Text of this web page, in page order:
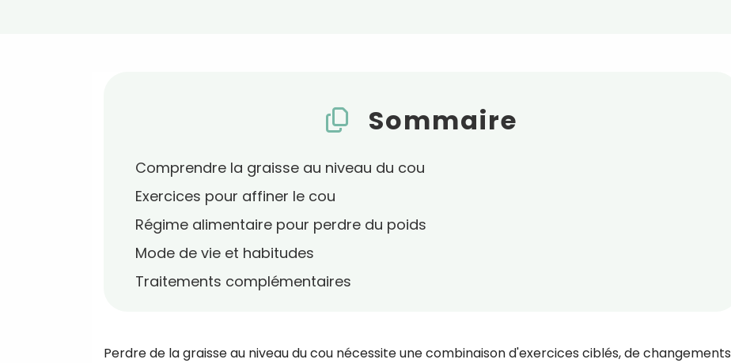
Sommaire
Comprendre la graisse au niveau du cou
Exercices pour affiner le cou
Régime alimentaire pour perdre du poids
Mode de vie et habitudes
Traitements complémentaires
Perdre de la graisse au niveau du cou nécessite une combinaison d'exercices ciblés, de changements